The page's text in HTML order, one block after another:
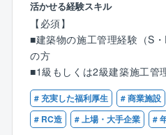
■安全管理
■原価管理
■アイ各工程管理
■品質管理
■資料作成（施工計画書・申
【主な案件】
官公庁・公共施設・公社公団
活かせる経験スキル
【必須】
■建築物の施工管理経験（S
の方
■1級もしくは2級建築施工管
■元請けの施工管理経験をお
# 充実した福利厚生 # 商業施設
# RC造
# 上場・大手企業 #